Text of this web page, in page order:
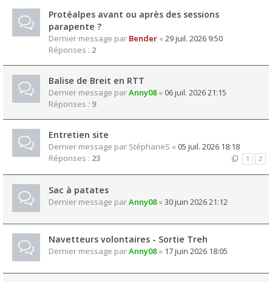
Protéalpes avant ou après des sessions
parapente ?
Dernier message par Bender « 29 juil. 2026 9:50
Réponses : 2
Balise de Breit en RTT
Dernier message parAnny08« 06 juil. 2026 21:15
Réponses : 9
Entretien site
Dernier message par StéphaneS « 05 juil. 2026 18:18
Réponses : 23 1 2
Sac à patates
Dernier message parAnny08« 30 juin 2026 21:12
Navetteurs volontaires - Sortie Treh
Dernier message parAnny08« 17 juin 2026 18:05